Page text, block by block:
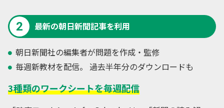
2 最新の朝日新聞記事を利用
朝日新聞社の編集者が問題を作成・監修
毎週新教材を配信。 過去半年分のダウンロードも
3種類のワークシートを毎週配信